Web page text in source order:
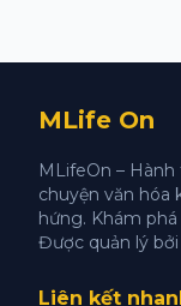
MLife On
MLifeOn –
chuyện văn hóa
hứng. Khám
Được quản lý
Liên kết